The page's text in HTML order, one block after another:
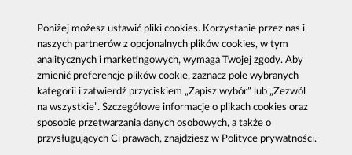
Archiwum
Sprawozdania finansowe
Majątek
Udostępnianie informacji
Dostępność
Sygnaliści - zgłoszenia zewnętrzne
Poniżej możesz ustawić pliki cookies. Korzystanie przez nas i
naszych partnerów z opcjonalnych plików cookies, w tym
analitycznych i marketingowych, wymaga Twojej zgody. Aby
zmienić preferencje plików cookie, zaznacz pole wybranych
kategorii i zatwierdź przyciskiem „Zapisz wybór” lub „Zezwól
na wszystkie”. Szczegółowe informacje o plikach cookies oraz
sposobie przetwarzania danych osobowych, a także o
przysługujących Ci prawach, znajdziesz w Polityce prywatności.